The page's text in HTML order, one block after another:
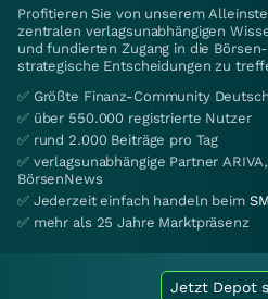
Profitieren Sie von unserem
zentralen verlagsunabhängigen
und fundierten Zugang in die
strategische Entscheidungen zu
✅ Größte Finanz-Community
✅ über 550.000 registrierte Nutzer
✅ rund 2.000 Beiträge pro Tag
✅ verlagsunabhängige Partner
BörsenNews
✅ Jederzeit einfach handeln beim
✅ mehr als 25 Jahre Marktpräsenz
Jetzt Depot